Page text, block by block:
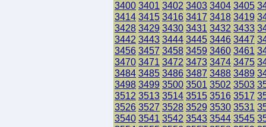
3400 3401 3402 3403 3404 3405
3414 3415 3416 3417 3418 3419
3428 3429 3430 3431 3432 3433
3442 3443 3444 3445 3446 3447
3456 3457 3458 3459 3460 3461
3470 3471 3472 3473 3474 3475
3484 3485 3486 3487 3488 3489
3498 3499 3500 3501 3502 3503
3512 3513 3514 3515 3516 3517
3526 3527 3528 3529 3530 3531
3540 3541 3542 3543 3544 3545